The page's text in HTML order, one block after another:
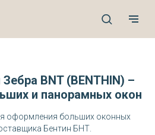
BNT (BENTHIN) –
и панорамных окон
оформления больших оконных
Бентин БНТ.